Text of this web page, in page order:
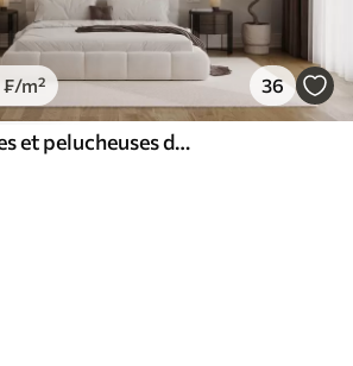
₣/m² 36
Graminées douces et pelucheuses dans les tons beige et gris